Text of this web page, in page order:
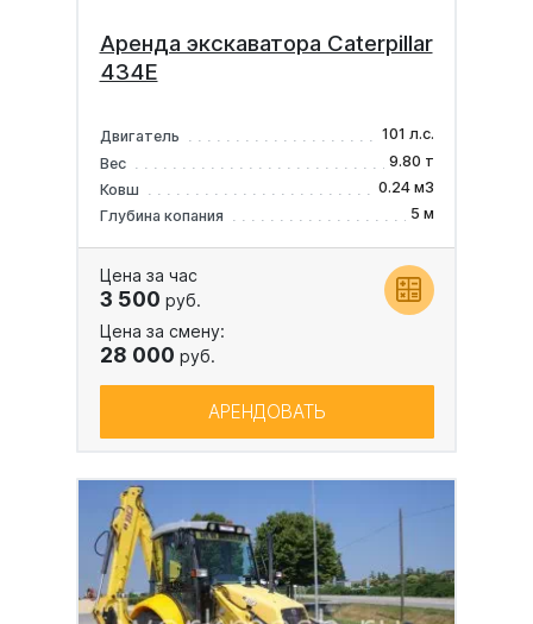
Аренда экскаватора Caterpillar
434E
Двигатель
101 л.с.
Вес
9.80 т
Ковш
0.24 м3
Глубина копания
5 м
Цена за час
3 500 руб.
Цена за смену:
28 000 руб.
АРЕНДОВАТЬ